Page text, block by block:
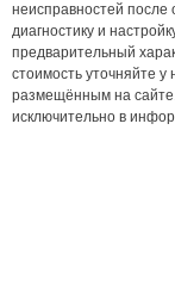
неисправностей после
диагностику и
предварительный
стоимость уточняйте
размещённым на
исключительно в